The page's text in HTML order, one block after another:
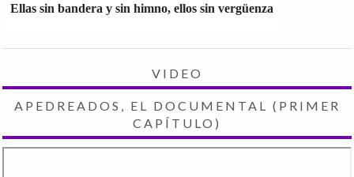
Ellas sin bandera y sin himno, ellos sin vergüenza
VIDEO
APEDREADOS, EL DOCUMENTAL (PRIMER
CAPÍTULO)